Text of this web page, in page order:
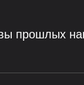
прошлых